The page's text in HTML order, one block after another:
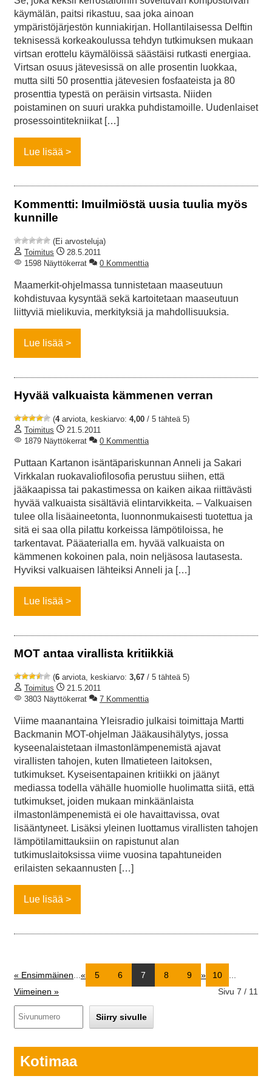
käymälän, paitsi rikastuu, saa joka ainoan
ympäristöjärjestön kunniakirjan. Hollantilaisessa Delftin
teknisessä korkeakoulussa tehdyn tutkimuksen mukaan
virtsan erottelu käymälöissä säästäisi rutkasti energiaa.
Virtsan osuus jätevesissä on alle prosentin luokkaa,
mutta silti 50 prosenttia jätevesien fosfaateista ja 80
prosenttia typestä on peräisin virtsasta. Niiden
poistaminen on suuri urakka puhdistamoille. Uudenlaiset
prosessointitekniikat […]
Lue lisää
Kommentti: Imuilmiöstä uusia tuulia myös
kunnille
(Ei arvosteluja)
Toimitus
28.5.2011
1598 Näyttökerrat
0 Kommenttia
Maamerkit-ohjelmassa tunnistetaan maaseutuun
kohdistuvaa kysyntää sekä kartoitetaan maaseutuun
liittyviä mielikuvia, merkityksiä ja mahdollisuuksia.
Lue lisää
Hyvää valkuaista kämmenen verran
(4arviota, keskiarvo: 4,00 / 5 tähteä 5)
Toimitus
21.5.2011
1879 Näyttökerrat
0 Kommenttia
Puttaan Kartanon isäntäpariskunnan Anneli ja Sakari
Virkkalan ruokavaliofilosofia perustuu siihen, että
jääkaapissa tai pakastimessa on kaiken aikaa riittävästi
hyvää valkuaista sisältäviä elintarvikkeita. – Valkuaisen
tulee olla lisäaineetonta, luonnonmukaisesti tuotettua ja
sitä ei saa olla pilattu korkeissa lämpötiloissa, he
tarkentavat. Pääaterialla em. hyvää valkuaista on
kämmenen kokoinen pala, noin neljäsosa lautasesta.
Hyviksi valkuaisen lähteiksi Anneli ja […]
Lue lisää
MOT antaa virallista kritiikkiä
(6 arviota, keskiarvo: 3,67 / 5 tähteä 5)
Toimitus
21.5.2011
3803 Näyttökerrat
7 Kommenttia
Viime maanantaina Yleisradio julkaisi toimittaja Martti
Backmanin MOT-ohjelman Jääkausihälytys, jossa
kyseenalaistetaan ilmastonlämpenemistä ajavat
virallisten tahojen, kuten Ilmatieteen laitoksen,
tutkimukset. Kyseisentapainen kritiikki on jäänyt
mediassa todella vähälle huomiolle huolimatta siitä, että
tutkimukset, joiden mukaan minkäänlaista
ilmastonlämpenemistä ei ole havaittavissa, ovat
lisääntyneet. Lisäksi yleinen luottamus virallisten tahojen
lämpötilamittauksiin on rapistunut alan
tutkimuslaitoksissa viime vuosina tapahtuneiden
erilaisten sekaannusten […]
Lue lisää
Sivu 7 / 11
« Ensimmäinen « 5 6 7 8 9 » 10
Viimeinen »
Kotimaa